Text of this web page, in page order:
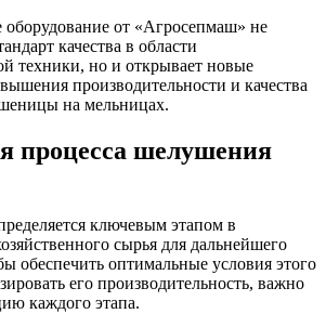
оборудование от «Агросепмаш» не
качества в области
техники, но и открывает новые
производительности и качества
на мельницах.
процесса шелушения
ключевым этапом в
сырья для дальнейшего
обеспечить оптимальные условия этого
его производительность, важно
каждого этапа.